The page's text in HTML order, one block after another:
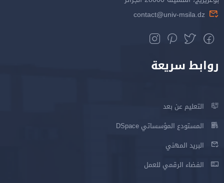
contact@univ-msila.dz
روابط سريعة
التعليم عن بعد
المستودع المؤسساتي DSpace
البريد المهني
الفضاء الرقمي للعمل